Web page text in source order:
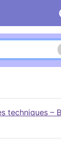
techniques –